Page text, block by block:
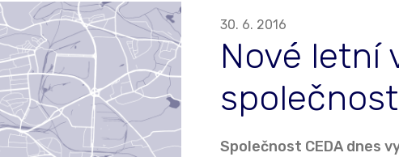
30. 6. 2016
Nové letní
Společnost CEDA dnes